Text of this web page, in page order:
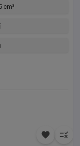
tretman; Brzo i
za fizička lica; •
eur; • Mesečna
• Period otplate: 60
LED); •
prednjih
grejač
u MUP Sva
cm³